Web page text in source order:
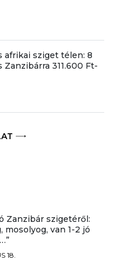
afrikai sziget télen: 8
Zanzibárra 311.600 Ft-
Zanzibár szigetéről:
mosolyog, van 1-2 jó
18.